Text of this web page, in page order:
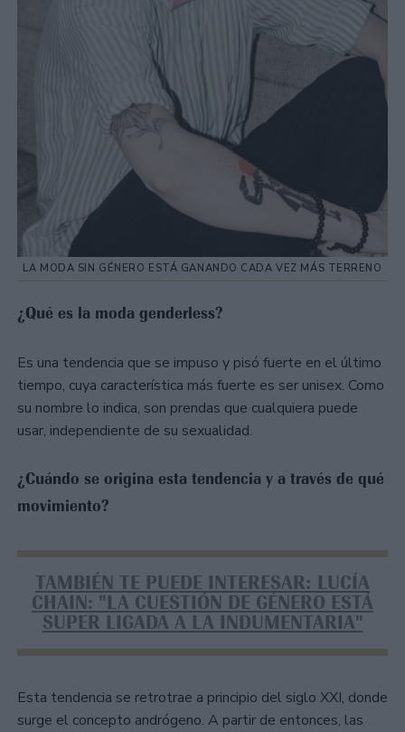
LA MODA SIN GÉNERO ESTÁ GANANDO CADA VEZ MÁS TERRENO
¿Qué es la moda genderless?
Es una tendencia que se impuso y pisó fuerte en el último
tiempo, cuya característica más fuerte es ser unisex. Como
su nombre lo indica, son prendas que cualquiera puede
usar, independiente de su sexualidad.
¿Cuándo se origina esta tendencia y a través de qué
movimiento?
TAMBIÉN TE PUEDE INTERESAR: LUCÍA
CHAIN: "LA CUESTIÓN DE GÉNERO ESTÁ
SUPER LIGADA A LA INDUMENTARIA"
Esta tendencia se retrotrae a principio del siglo XXI, donde
surge el concepto andrógeno. A partir de entonces, las